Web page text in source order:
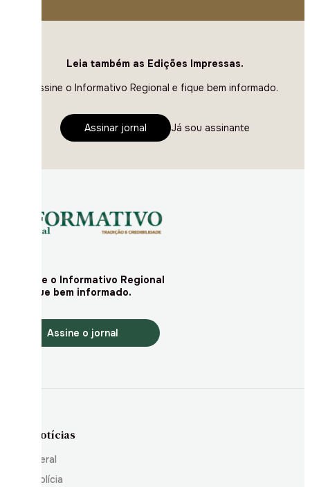
Leia também as Edições Impressas.
Assine o Informativo Regional e fique bem informado.
Assinar jornal Já sou assinante
Assine o Informativo Regional
e fique bem informado.
Assine o jornal
Notícias
Geral
Polícia